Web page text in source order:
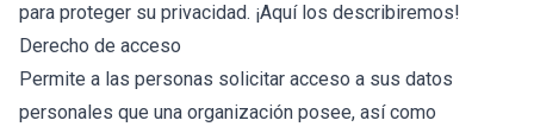
para proteger su privacidad. ¡Aquí los describiremos!
Derecho de acceso
Permite a las personas solicitar acceso a sus datos
personales que una organización posee, así como